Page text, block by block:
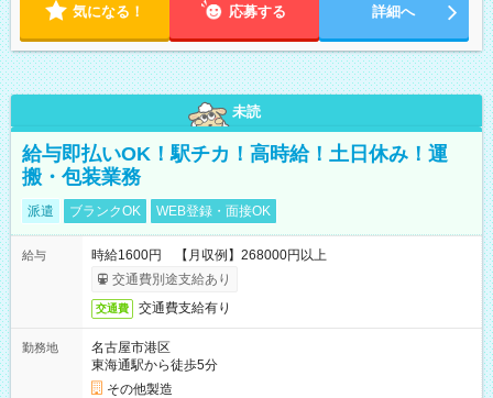
気になる！ 応募する 詳細へ
未読
給与即払いOK！駅チカ！高時給！土日休み！運
搬・包装業務
派遣 ブランクOK WEB登録・面接OK
給与
時給1600円 【月収例】268000円以上
交通費別途支給あり
交通費 交通費支給有り
勤務地
名古屋市港区
東海通駅から徒歩5分
その他製造